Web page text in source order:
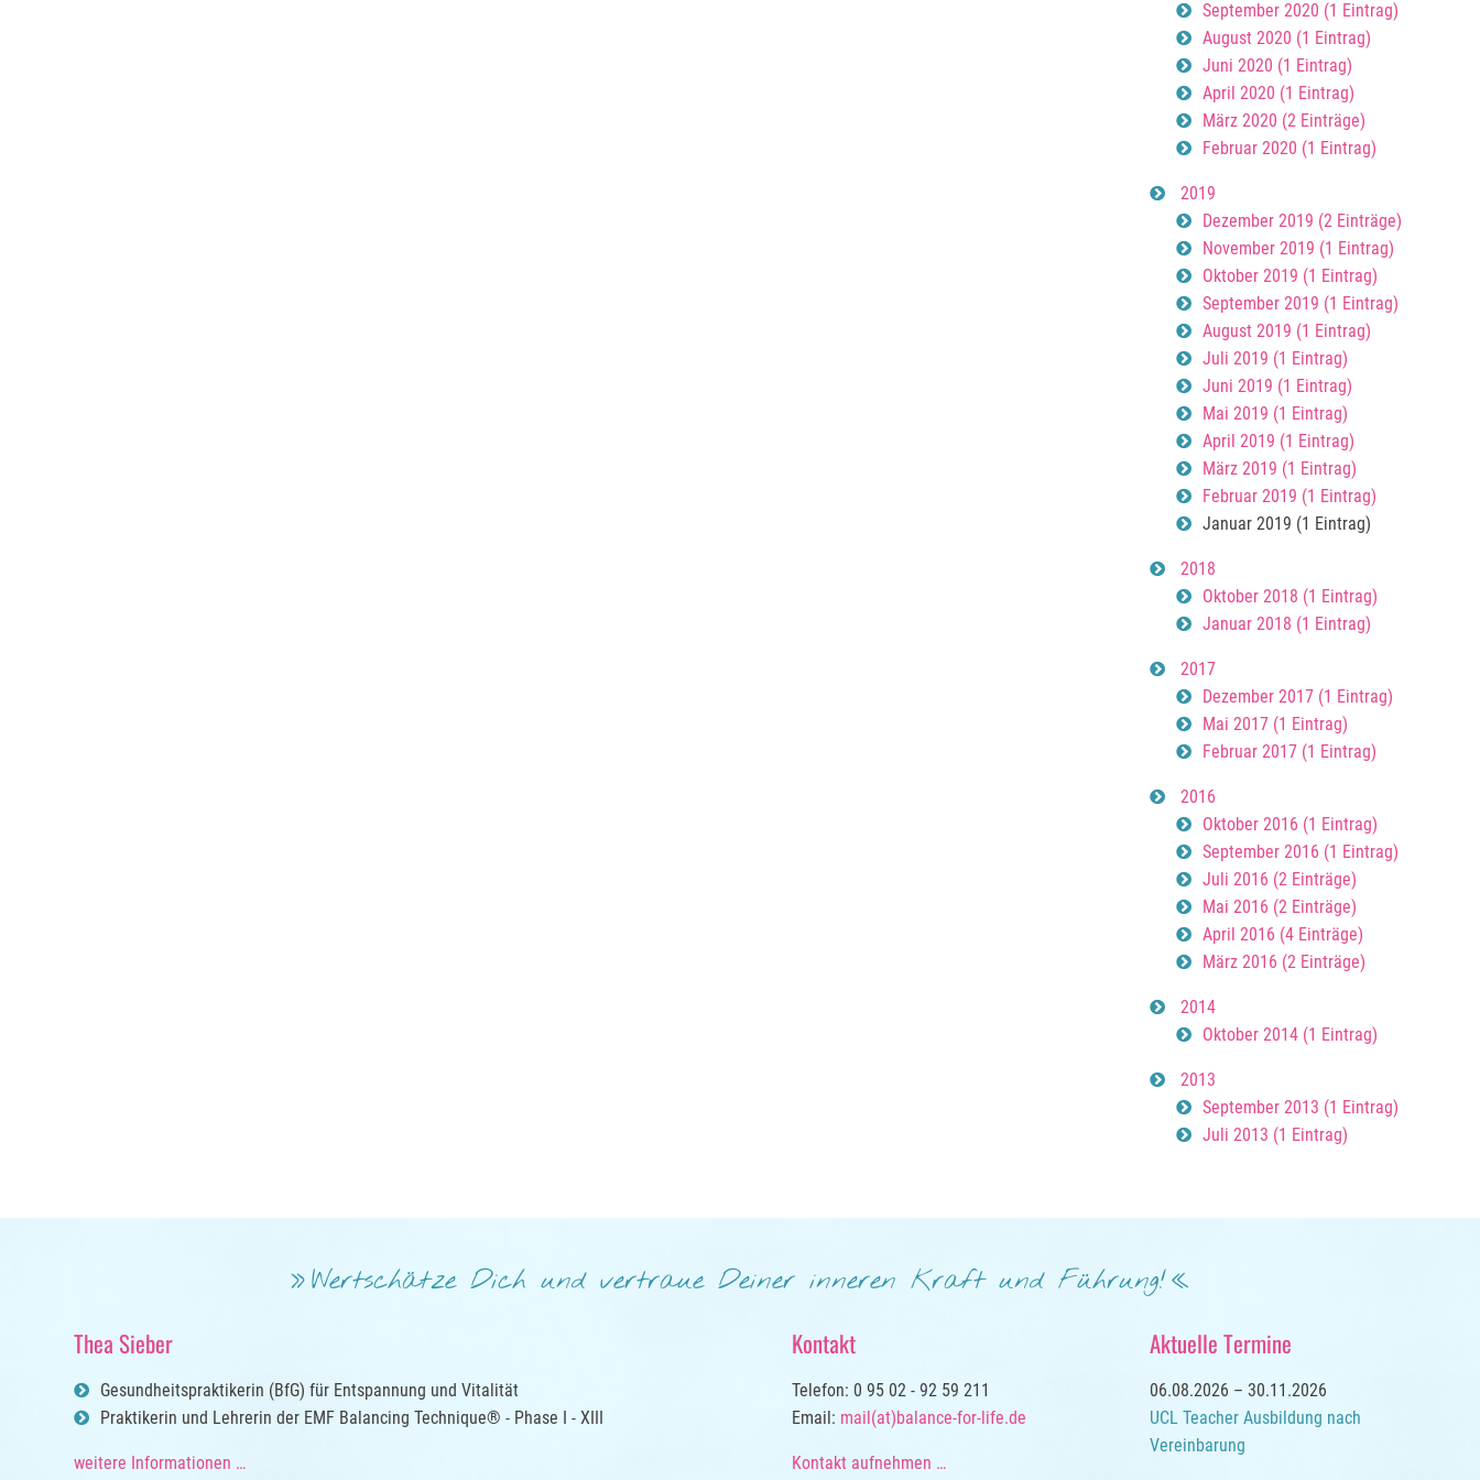
September 2020 (1 Eintrag)
August 2020 (1 Eintrag)
Juni 2020 (1 Eintrag)
April 2020 (1 Eintrag)
März 2020 (2 Einträge)
Februar 2020 (1 Eintrag)
2019
Dezember 2019 (2 Einträge)
November 2019 (1 Eintrag)
Oktober 2019 (1 Eintrag)
September 2019 (1 Eintrag)
August 2019 (1 Eintrag)
Juli 2019 (1 Eintrag)
Juni 2019 (1 Eintrag)
Mai 2019 (1 Eintrag)
April 2019 (1 Eintrag)
März 2019 (1 Eintrag)
Februar 2019 (1 Eintrag)
Januar 2019 (1 Eintrag)
2018
Oktober 2018 (1 Eintrag)
Januar 2018 (1 Eintrag)
2017
Dezember 2017 (1 Eintrag)
Mai 2017 (1 Eintrag)
Februar 2017 (1 Eintrag)
2016
Oktober 2016 (1 Eintrag)
September 2016 (1 Eintrag)
Juli 2016 (2 Einträge)
Mai 2016 (2 Einträge)
April 2016 (4 Einträge)
März 2016 (2 Einträge)
2014
Oktober 2014 (1 Eintrag)
2013
September 2013 (1 Eintrag)
Juli 2013 (1 Eintrag)
Wertschätze Dich und vertraue Deiner inneren Kraft und Führung!
Thea Sieber
Gesundheitspraktikerin (BfG) für Entspannung und Vitalität
Praktikerin und Lehrerin der EMF Balancing Technique® - Phase I - XIII
weitere Informationen …
Kontakt
Telefon: 0 95 02 - 92 59 211
Email: mail(at)balance-for-life.de
Kontakt aufnehmen …
Aktuelle Termine
06.08.2026 – 30.11.2026
UCL Teacher Ausbildung nach
Vereinbarung